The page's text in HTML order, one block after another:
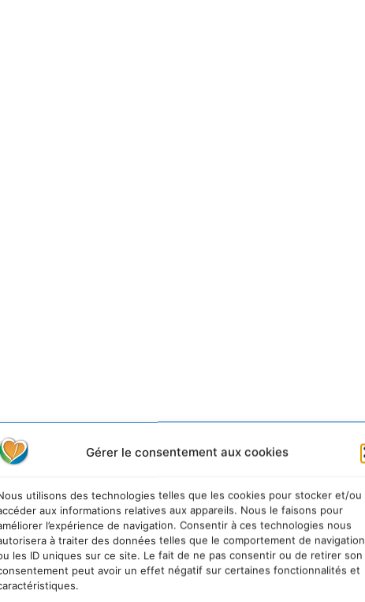
Gérer le consentement aux cookies
utilisons des technologies telles que les cookies pour stocker et/ou
aux informations relatives aux appareils. Nous le faisons pour
l’expérience de navigation. Consentir à ces technologies nous
à traiter des données telles que le comportement de navigation
les ID uniques sur ce site. Le fait de ne pas consentir ou de retirer son
peut avoir un effet négatif sur certaines fonctionnalités et